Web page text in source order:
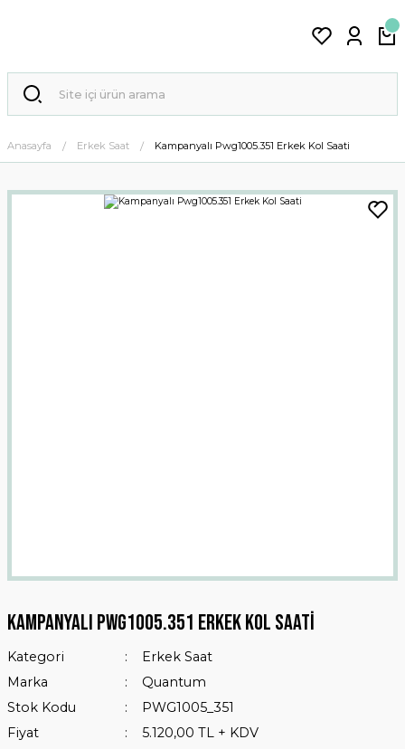
Anasayfa Erkek Saat Kampanyalı Pwg1005.351 Erkek Kol Saati
Kampanyalı Pwg1005.351 Erkek Kol Saati
Kategori
Erkek Saat
Marka
Quantum
Stok Kodu
PWG1005_351
Fiyat
5.120,00 TL + KDV